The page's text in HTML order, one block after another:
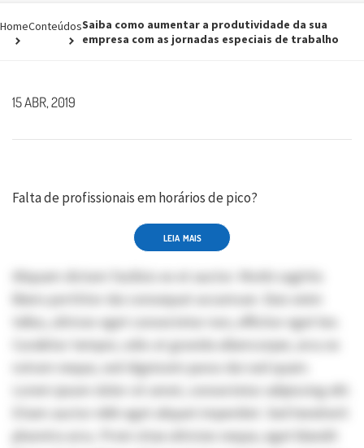
HomeConteúdosSaiba como aumentar a produtividade da sua
empresa com as jornadas especiais de trabalho
15 ABR, 2019
Falta de profissionais em horários de pico?
LEIA MAIS
Aliquam dictum facilisis ex et auctor. Morbi sagittis
libero porttitor dui consequat accumsan. Duis enim
tellus, ultrices eget consectetur non, efficitur eget leo.
Curabitur tempor, odio at gravida ullamcorper, arcu ex
rutrum neque, sed dignissim purus dui sed quam.
Lorem ipsum dolor sit amet, consectetur adipiscing elit.
Etiam auctor nibh eget aliquet imperdiet. Sed hendrerit
pharetra arcu. Proin vitae ultricies neque, eget blandit